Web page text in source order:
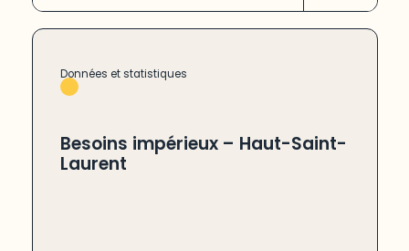
Données et statistiques
Besoins impérieux – Haut-Saint-
Laurent